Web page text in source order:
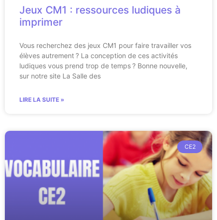
Jeux CM1 : ressources ludiques à
imprimer
Vous recherchez des jeux CM1 pour faire travailler vos
élèves autrement ? La conception de ces activités
ludiques vous prend trop de temps ? Bonne nouvelle,
sur notre site La Salle des
LIRE LA SUITE »
CE2